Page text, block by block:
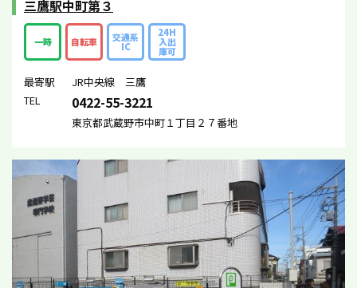
三鷹駅中町第３
一時 自転車 交通系
IC
24H
入出
庫可
最寄駅
JR中央線 三鷹
TEL
0422-55-3221
東京都武蔵野市中町１丁目２７番地